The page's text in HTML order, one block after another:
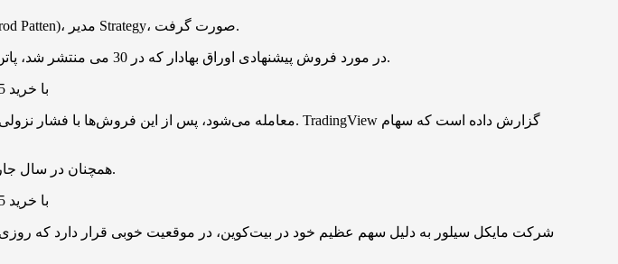
خرید جدید بیت‌کوین توسط Strategy پس از یک سری دیگر از فروش سهام Class A توسط جرد پاتن (Jarrod Patten)، مدیر Strategy، صورت گرفت.
بر اساس گزارش Strategy در مورد فروش پیشنهادی اوراق بهادار که در 30 می منتشر شد، پاتن بین 22 تا 29 می، 3,750 سهم به ارزش تقریباً 1.4 میلیون دلار فروخته است.
با وجود کاهش‌های اخیر، سهام Strategy همچنان در سال جاری حدود 23% افزایش یافته است و سود سالانه آن 123% است.